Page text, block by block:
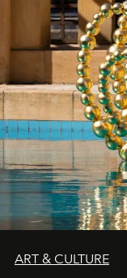
ART & CULTURE